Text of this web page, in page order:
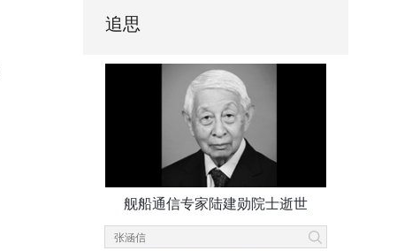
追思
舰船通信专家陆建勋院士逝世